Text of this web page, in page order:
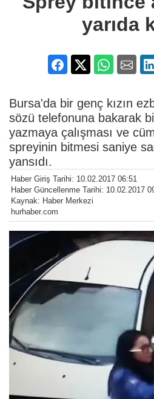
yarıda
yarıda
Bursa'da bir genç kızın
sözü telefonuna bakarak
yazmaya çalışması ve
spreyinin bitmesi saniye
yansıdı.
Haber Giriş Tarihi: 10.02.2017 06:51
Haber Güncellenme Tarihi: 10.02.2017
Kaynak: Haber Merkezi
hurhaber.com